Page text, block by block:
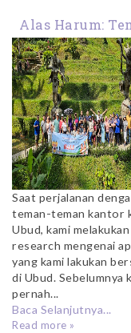
Alas Harum:
Untuk
Ubud
Saat perjalanan
teman-teman kantor
Ubud, kami melakukan
research mengenai
yang kami lakukan
di Ubud. Sebelumnya
pernah...
Baca Selanjutnya...
Read more »